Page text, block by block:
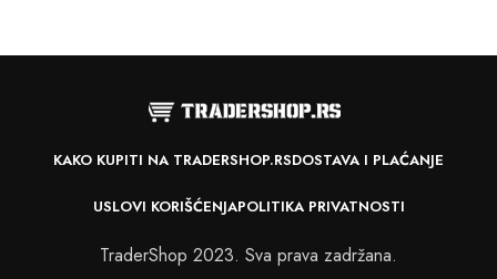
KAKO KUPITI NA TRADERSHOP.RSDOSTAVA I PLAĆANJE
USLOVI KORIŠĆENJAPOLITIKA PRIVATNOSTI
TraderShop 2023. Sva prava zadržana.